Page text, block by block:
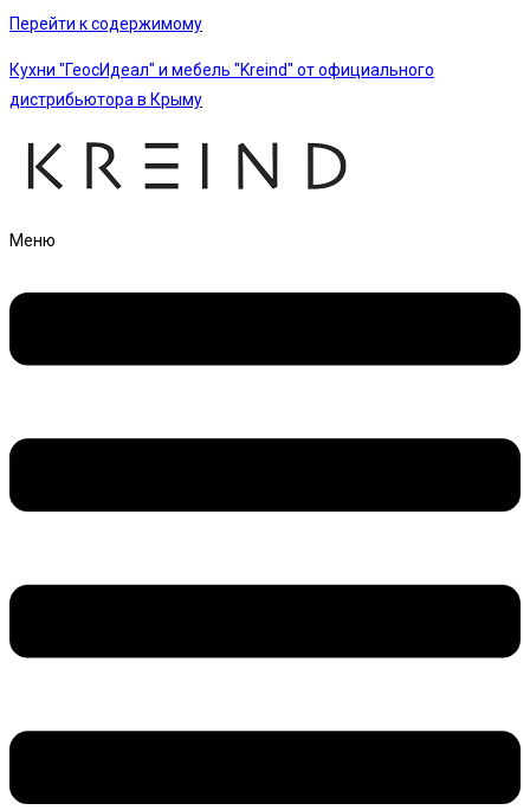
Перейти к содержимому
Кухни "ГеосИдеал" и мебель "Kreind" от официального
дистрибьютора в Крыму
Меню